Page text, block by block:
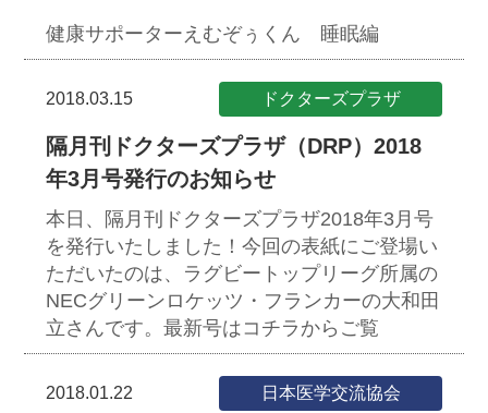
健康サポーターえむぞぅくん 睡眠編
2018.03.15 ドクターズプラザ
隔月刊ドクターズプラザ（DRP）2018
年3月号発行のお知らせ
本日、隔月刊ドクターズプラザ2018年3月号
を発行いたしました！今回の表紙にご登場い
ただいたのは、ラグビートップリーグ所属の
NECグリーンロケッツ・フランカーの大和田
立さんです。最新号はコチラからご覧
2018.01.22 日本医学交流協会